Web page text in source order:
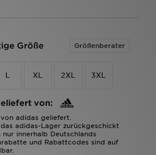
Größe Größenberater
L XL 2XL 3XL
von:
adidas geliefert.
adidas-Lager zurückgeschickt
innerhalb Deutschlands
und Rabattcodes sind auf